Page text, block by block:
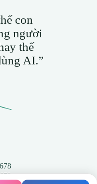
con
người
thế
AI.”